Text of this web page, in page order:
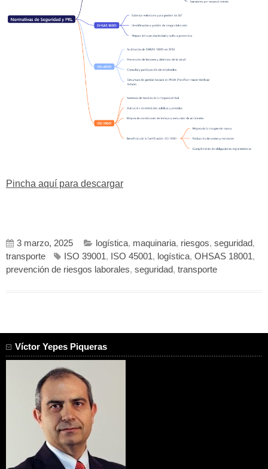
Pincha aquí para descargar
3 marzo, 2025 logística, maquinaria, riesgos, seguridad,
transporte
ISO 39001, ISO 45001, logística, OHSAS 18001,
prevención de riesgos laborales, seguridad, transporte
Víctor Yepes Piqueras